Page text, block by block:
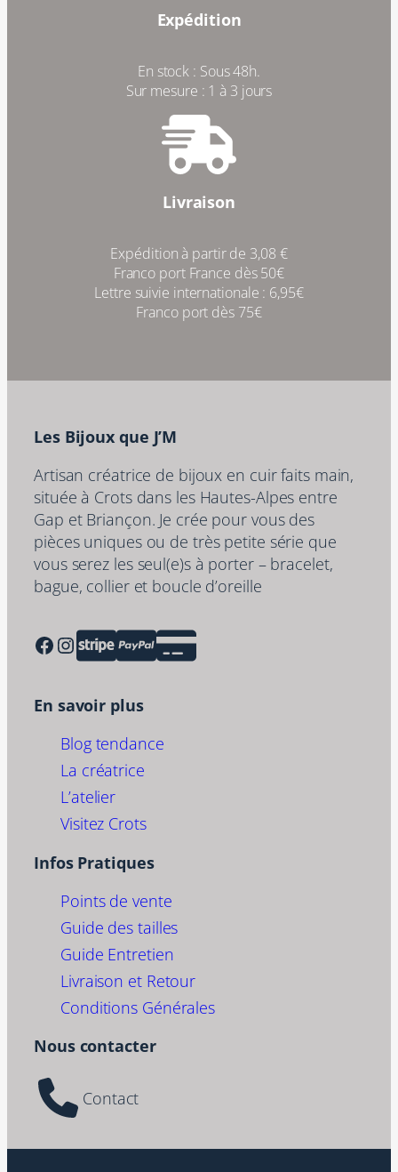
Expédition
En stock : Sous 48h.
Sur mesure : 1 à 3 jours
Livraison
Expédition à partir de 3,08 €
Franco port France dès 50€
Lettre suivie internationale : 6,95€
Franco port dès 75€
Les Bijoux que J’M
Artisan créatrice de bijoux en cuir faits main,
située à Crots dans les Hautes-Alpes entre
Gap et Briançon. Je crée pour vous des
pièces uniques ou de très petite série que
vous serez les seul(e)s à porter – bracelet,
bague, collier et boucle d’oreille
Facebook Instagram
En savoir plus
Blog tendance
La créatrice
L’atelier
Visitez Crots
Infos Pratiques
Points de vente
Guide des tailles
Guide Entretien
Livraison et Retour
Conditions Générales
Nous contacter
Contact